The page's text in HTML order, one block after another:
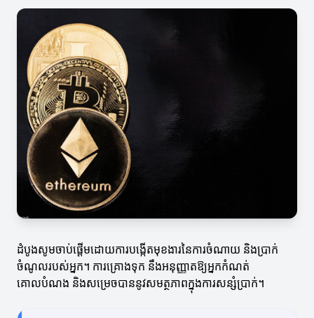
ដំបូងសូមចាប់ផ្តើមដោយការបង្កើតមុខងារនៃការចំណាយ និងប្រាក់
ចំណូលរបស់អ្នក។ ការគ្រោងទុក នឹងអនុញ្ញាតឱ្យអ្នកកំណត់
គោលបំណង និងសម្រេចបាននូវសមត្ថភាពក្នុងការសន្សំប្រាក់។